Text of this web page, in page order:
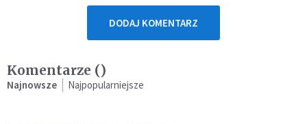
DODAJ KOMENTARZ
Komentarze ()
Najnowsze Najpopularniejsze